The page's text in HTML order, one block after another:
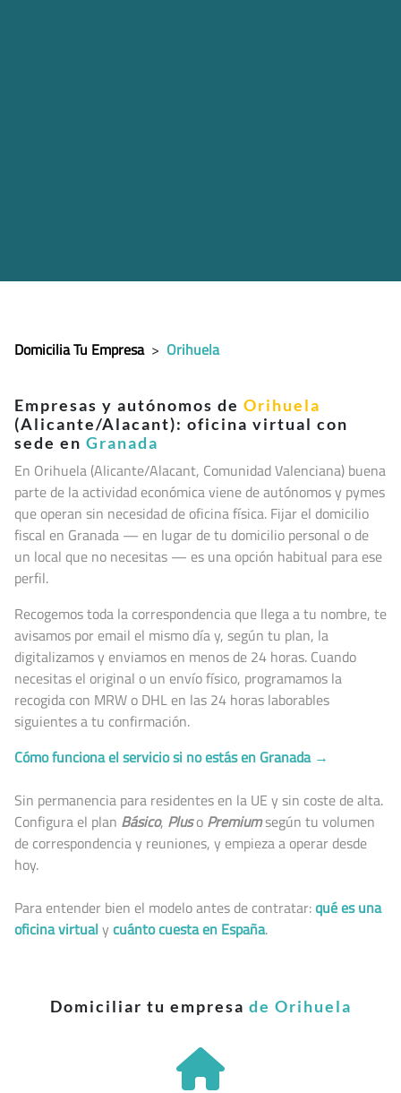
Domicilia Tu Empresa > Orihuela
Empresas y autónomos de Orihuela
(Alicante/Alacant): oficina virtual con
sede en Granada
En Orihuela (Alicante/Alacant, Comunidad Valenciana) buena
parte de la actividad económica viene de autónomos y pymes
que operan sin necesidad de oficina física. Fijar el domicilio
fiscal en Granada — en lugar de tu domicilio personal o de
un local que no necesitas — es una opción habitual para ese
perfil.
Recogemos toda la correspondencia que llega a tu nombre, te
avisamos por email el mismo día y, según tu plan, la
digitalizamos y enviamos en menos de 24 horas. Cuando
necesitas el original o un envío físico, programamos la
recogida con MRW o DHL en las 24 horas laborables
siguientes a tu confirmación.
Cómo funciona el servicio si no estás en Granada →
Sin permanencia para residentes en la UE y sin coste de alta.
Configura el plan Básico, Pluso Premiumsegún tu volumen
de correspondencia y reuniones, y empieza a operar desde
hoy.
Para entender bien el modelo antes de contratar:qué es una
oficina virtual ycuánto cuesta en España.
Domiciliar tu empresa de Orihuela